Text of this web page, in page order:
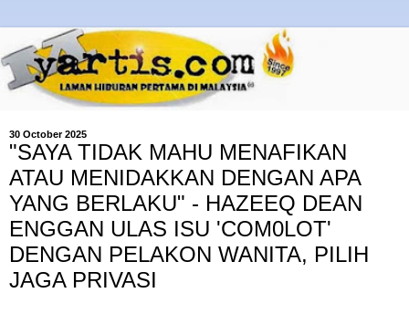
30 October 2025
"SAYA TIDAK MAHU MENAFIKAN
ATAU MENIDAKKAN DENGAN APA
YANG BERLAKU" - HAZEEQ DEAN
ENGGAN ULAS ISU 'COM0LOT'
DENGAN PELAKON WANITA, PILIH
JAGA PRIVASI